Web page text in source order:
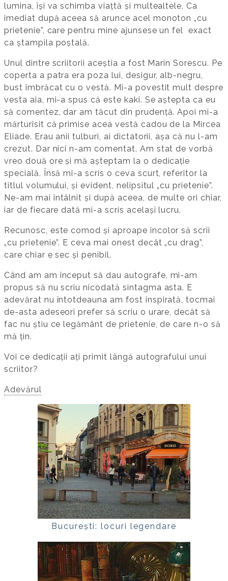
lumina, își va schimba viațtă și multealtele. Ca
imediat după aceea să arunce acel monoton „cu
prietenie”, care pentru mine ajunsese un fel exact
ca ștampila poștală.
Unul dintre scriitorii aceștia a fost Marin Sorescu. Pe
coperta a patra era poza lui, desigur, alb-negru,
bust îmbrăcat cu o vestă. Mi-a povestit mult despre
vesta aia, mi-a spus că este kaki. Se aștepta ca eu
să comentez, dar am tăcut din prudență. Apoi mi-a
mărturisit că primise acea vestă cadou de la Mircea
Eliade. Erau anii tulburi, ai dictatorii, așa că nu l-am
crezut. Dar nici n-am comentat. Am stat de vorbă
vreo două ore și mă așteptam la o dedicație
specială. Însă mi-a scris o ceva scurt, referitor la
titlul volumului, și evident, nelipsitul „cu prietenie”.
Ne-am mai întâlnit și după aceea, de multe ori chiar,
iar de fiecare dată mi-a scris același lucru.
Recunosc, este comod și aproape incolor să scrii
„cu prietenie”. E ceva mai onest decât „cu drag”,
care chiar e sec și penibil.
Când am am început să dau autografe, mi-am
propus să nu scriu nicodată sintagma asta. E
adevărat nu întotdeauna am fost inspirată, tocmai
de-asta adeseori prefer să scriu o urare, decât să
fac nu știu ce legământ de prietenie, de care n-o să
mă țin.
Voi ce dedicații ați primit lângă autografului unui
scriitor?
Adevărul
București: locuri legendare